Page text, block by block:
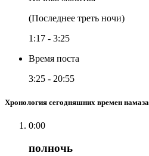
(Последнее треть ночи)
1:17 - 3:25
Время поста
3:25 - 20:55
Хронология сегодняшних времен намаза
0:00
полночь